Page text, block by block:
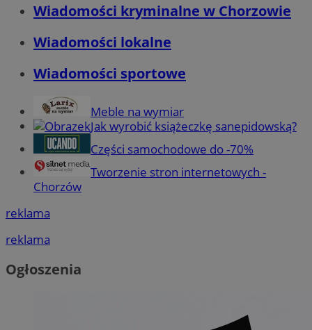
Wiadomości kryminalne w Chorzowie
Wiadomości lokalne
Wiadomości sportowe
Meble na wymiar
Jak wyrobić książeczkę sanepidowską?
Części samochodowe do -70%
Tworzenie stron internetowych -
Chorzów
reklama
reklama
Ogłoszenia